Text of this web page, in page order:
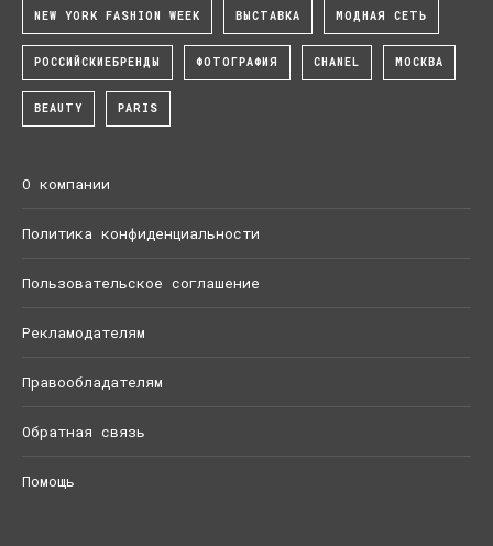
NEW YORK FASHION WEEK ВЫСТАВКА МОДНАЯ СЕТЬ
РОССИЙСКИЕБРЕНДЫ ФОТОГРАФИЯ CHANEL МОСКВА
BEAUTY PARIS
О компании
Политика конфиденциальности
Пользовательское соглашение
Рекламодателям
Правообладателям
Обратная связь
Помощь